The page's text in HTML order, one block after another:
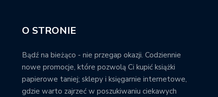
O STRONIE
Bądź na bieżąco - nie przegap okazji. Codziennie
nowe promocje, które pozwolą Ci kupić książki
papierowe taniej; sklepy i księgarnie internetowe,
gdzie warto zajrzeć w poszukiwaniu ciekawych